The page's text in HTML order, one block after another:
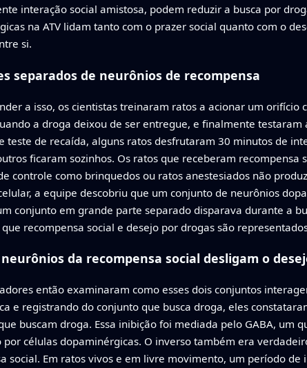
interação social amistosa, podem reduzir a busca por
na ATV lidam tanto com o prazer social quanto com o
si.
separados de neurônios de recompensa
a isso, os cientistas treinaram ratos a acionar um
a droga deixou de ser entregue, e finalmente
teste de recaída, alguns ratos desfrutaram 30 minutos de
ficaram sozinhos. Os ratos que receberam
controle como brinquedos ou ratos anestesiados não
a equipe descobriu que um conjunto de neurônios
conjunto em grande parte separado disparava durante a
recompensa social e desejo por drogas são
neurônios da recompensa social desligam o
então examinaram como esses dois conjuntos
e registrando do conjunto que busca droga, eles
buscam droga. Essa inibição foi mediada pelo GABA,
por células dopaminérgicas. O inverso também era
social. Em ratos vivos e em livre movimento, um período